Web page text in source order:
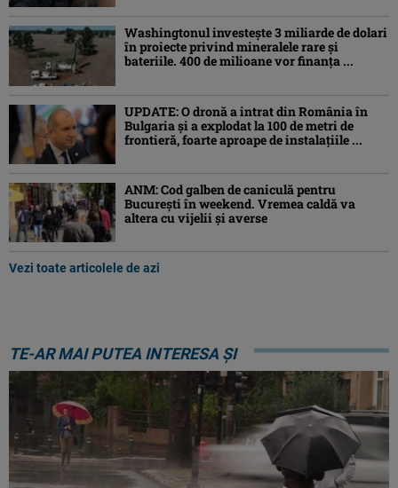
Washingtonul investește 3 miliarde de dolari
în proiecte privind mineralele rare și
bateriile. 400 de milioane vor finanța ...
UPDATE: O dronă a intrat din România în
Bulgaria şi a explodat la 100 de metri de
frontieră, foarte aproape de instalațiile ...
ANM: Cod galben de caniculă pentru
București în weekend. Vremea caldă va
altera cu vijelii și averse
Vezi toate articolele de azi
TE-AR MAI PUTEA INTERESA ȘI